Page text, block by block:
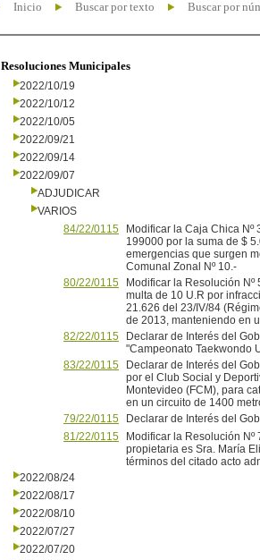
Inicio Buscar por texto Buscar por
Resoluciones Municipales
2022/10/19
2022/10/12
2022/10/05
2022/09/21
2022/09/14
2022/09/07
ADJUDICAR
VARIOS
84/22/0115
Modificar la Caja Chica
199000 por la suma de $
emergencias que surgen
Comunal Zonal Nº 10.-
80/22/0115
Modificar la Resolución
multa de 10 U.R por
21.626 del 23/IV/84
de 2013, manteniendo en
82/22/0115
Declarar de Interés del
"Campeonato Taekwondo
83/22/0115
Declarar de Interés del
por el Club Social y
Montevideo (FCM), para
en un circuito de 1400
79/22/0115
Declarar de Interés del
81/22/0115
Modificar la Resolución
propietaria es Sra. María
términos del citado acto
2022/08/24
2022/08/17
2022/08/10
2022/07/27
2022/07/20